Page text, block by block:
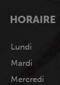
HORAIRE
Lundi
Mardi
Mercredi